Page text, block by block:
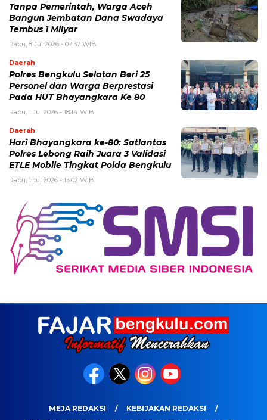
Tanpa Pemerintah, Warga Aceh
Bangun Jembatan Dana Swadaya
Tembus 1 Milyar
Rabu, 8 Jul 2026 - 07:37 WIB
Daerah
Polres Bengkulu Selatan Beri 25
Personel dan Warga Berprestasi
Pada HUT Bhayangkara Ke 80
Rabu, 1 Jul 2026 - 18:14 WIB
Daerah
Hari Bhayangkara ke-80: Satlantas
Polres Lebong Raih Juara 3 Validasi
ETLE Mobile Tingkat Polda Bengkulu
Rabu, 1 Jul 2026 - 13:02 WIB
MEJA REDAKSI
KEBIJAKAN REDAKSI